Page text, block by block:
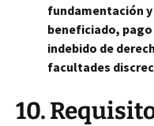
fundamentación
beneficiado,
indebido de
facultades
10.